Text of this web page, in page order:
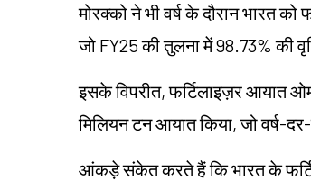
मोरक्को ने भी वर्ष के दौरान भारत
जो FY25 की तुलना में 98.73% की
इसके विपरीत, फर्टिलाइज़र आयात
मिलियन टन आयात किया, जो वर्ष-
आंकड़े संकेत करते हैं कि भारत के